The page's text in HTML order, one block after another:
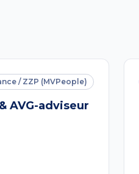
/ ZZP (MVPeople)
AVG-adviseur